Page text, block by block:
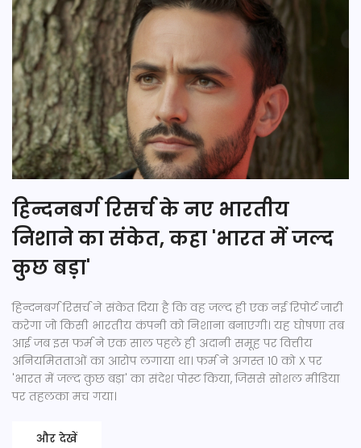
हिन्दनबर्ग रिसर्च के नए भारतीय
निशाने का संकेत, कहा 'भारत में जल्द
कुछ बड़ा'
हिन्दनबर्ग रिसर्च ने संकेत दिया है कि वह जल्द ही एक नई रिपोर्ट जारी
करेगा जो किसी भारतीय कंपनी को निशाना बनाएगी। यह घोषणा तब
आई जब इस फर्म ने एक साल पहले ही अदानी समूह पर वित्तीय
अनियमितताओं का आरोप लगाया था। फर्म ने अगस्त 10 को X पर
'भारत में जल्द कुछ बड़ा' का संदेश पोस्ट किया, जिससे सोशल मीडिया
पर तहलका मच गया।
और देखें